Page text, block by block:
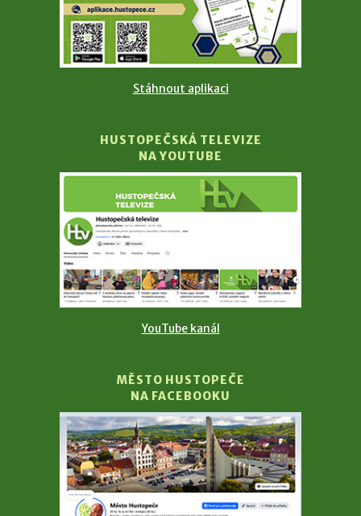
Stáhnout aplikaci
HUSTOPEČSKÁ TELEVIZE
NA YOUTUBE
YouTube kanál
MĚSTO HUSTOPEČE
NA FACEBOOKU